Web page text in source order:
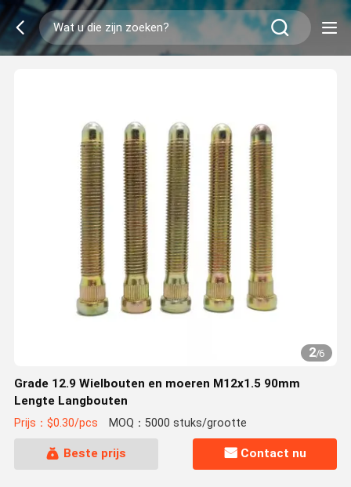
2/6
Grade 12.9 Wielbouten en moeren M12x1.5 90mm
Lengte Langbouten
Prijs：$0.30/pcs MOQ：5000 stuks/grootte
Beste prijs Contact nu